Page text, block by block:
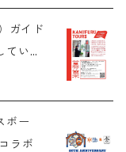
ガイド
いま
ボー
ラボ